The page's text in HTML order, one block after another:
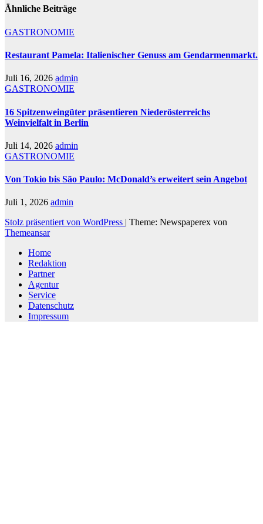
Ähnliche Beiträge
GASTRONOMIE
Restaurant Pamela: Italienischer Genuss am Gendarmenmarkt.
Juli 16, 2026 admin
GASTRONOMIE
16 Spitzenweingüter präsentieren Niederösterreichs
Weinvielfalt in Berlin
Juli 14, 2026 admin
GASTRONOMIE
Von Tokio bis São Paulo: McDonald’s erweitert sein Angebot
Juli 1, 2026 admin
Stolz präsentiert von WordPress | Theme: Newspaperex von
Themeansar
Home
Redaktion
Partner
Agentur
Service
Datenschutz
Impressum